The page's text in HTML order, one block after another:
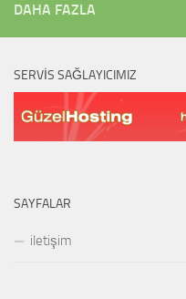
DAHA FAZLA
SERVIS SAĞLAYICIMIZ
SAYFALAR
iletişim